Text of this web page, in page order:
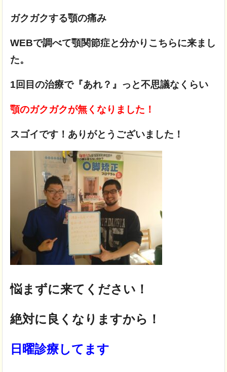
ガクガクする顎の痛み
WEBで調べて顎関節症と分かりこちらに来まし
た。
1回目の治療で『あれ？』っと不思議なくらい
顎のガクガクが無くなりました！
スゴイです！ありがとうございました！
悩まずに来てください！
絶対に良くなりますから！
日曜診療してます